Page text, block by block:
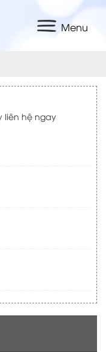
Menu
liên hệ ngay